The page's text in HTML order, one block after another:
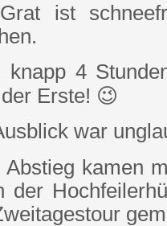
ist
knapp 4
Erste! 😉
war
Abstieg kamen
der